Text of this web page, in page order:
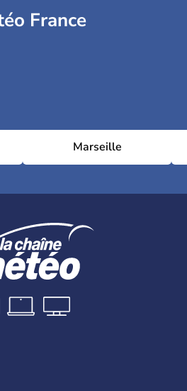
France
Marseille